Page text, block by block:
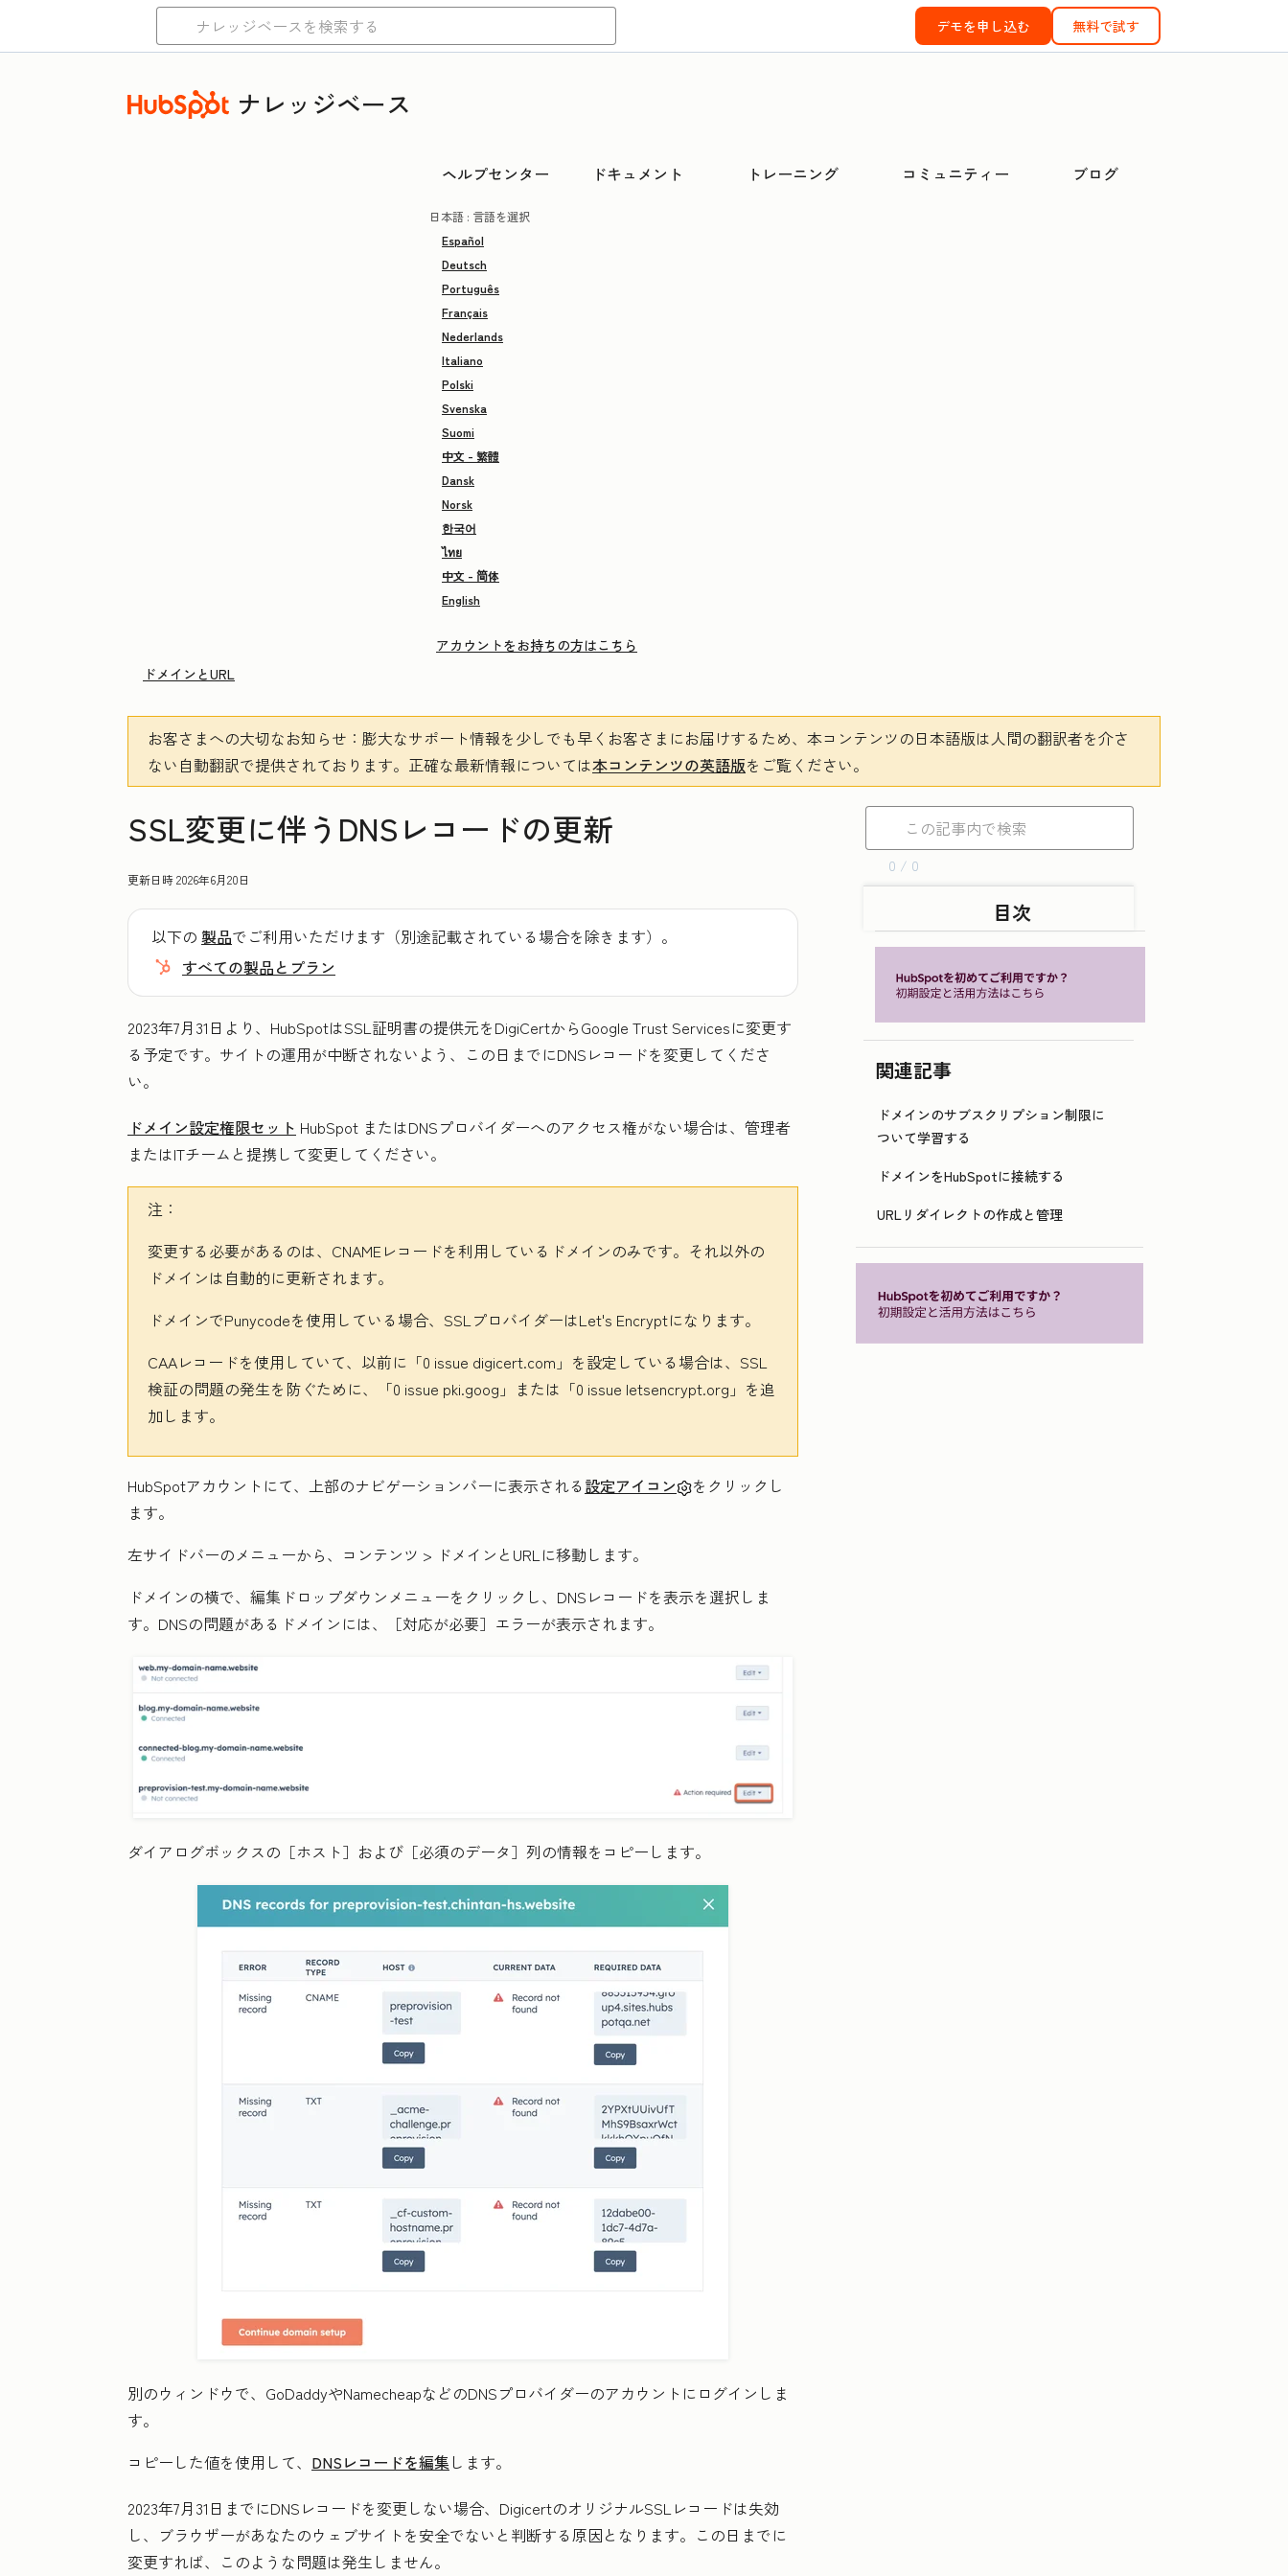
デモを申し込む 無料で試す
ナレッジベース
ヘルプセンター ドキュメント トレーニング コミュニティー ブログ
日本語 : 言語を選択
Español
Deutsch
Português
Français
Nederlands
Italiano
Polski
Svenska
Suomi
中文 - 繁體
Dansk
Norsk
한국어
ไทย
中文 - 简体
English
アカウントをお持ちの方はこちら
ドメインとURL
お客さまへの大切なお知らせ ：膨大なサポート情報を少しでも早くお客さまにお届けするため、本コンテンツの日本語版は人間の翻訳者を介さ
ない自動翻訳で提供されております。 正確な最新情報については本コンテンツの英語版をご覧ください。
SSL変更に伴うDNSレコードの更新
更新日時2026年6月20日
以下の 製品でご利用いただけます（別途記載されている場合を除きます）。
すべての製品とプラン
2023年7月31日より、HubSpotはSSL証明書の提供元をDigiCertからGoogle Trust Servicesに変更す
る予定です。サイトの運用が中断されないよう、この日までにDNSレコードを変更してくださ
い。
ドメイン設定権限セット HubSpot またはDNSプロバイダーへのアクセス権がない場合は、管理者
またはITチームと提携して変更してください。
注：
変更する必要があるのは、CNAMEレコードを利用しているドメインのみです。それ以外の
ドメインは自動的に更新されます。
ドメインでPunycodeを使用している場合、SSLプロバイダーはLet's Encryptになります。
CAAレコードを使用していて、以前に「0 issue digicert.com」 を設定している場合は、SSL
検証の問題の発生を防ぐために、「0 issue pki.goog」 または「0 issue letsencrypt.org」 を追
加します。
HubSpotアカウントにて、上部のナビゲーションバーに表示される設定アイコン
をクリックし
ます。
左サイドバーのメニューから、 コンテンツ > ドメインとURLに移動します。
ドメインの横で、 編集 ドロップダウンメニューをクリックし、 DNSレコードを表示を選択しま
す。DNSの問題があるドメインには、［対応が必要］ エラーが表示されます。
ダイアログボックスの［ホスト］および［必須のデータ］列の情報をコピーします。
別のウィンドウで、GoDaddyやNamecheapなどのDNSプロバイダーのアカウントにログインしま
す。
コピーした値を使用して、 DNSレコードを編集 します。
2023年7月31日までにDNSレコードを変更しない場合、DigicertのオリジナルSSLレコードは失効
し、ブラウザーがあなたのウェブサイトを安全でないと判断する原因となります。この日までに
変更すれば、このような問題は発生しません。
0 / 0
目次
関連記事
ドメインのサブスクリプション制限に
ついて学習する
ドメインをHubSpotに接続する
URLリダイレクトの作成と管理